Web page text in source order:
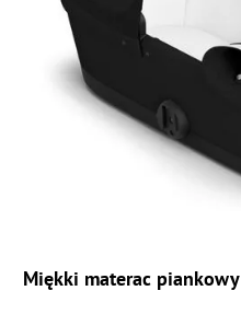
Miękki materac piankowy